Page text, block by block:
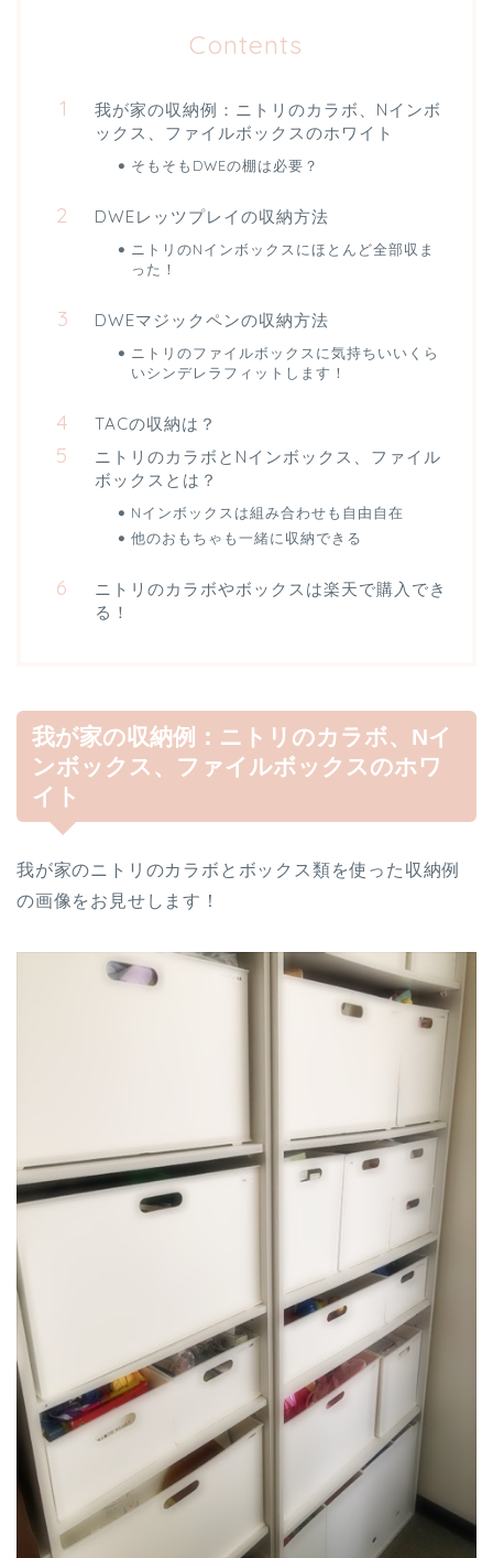
Contents
我が家の収納例：ニトリのカラボ、Nインボ
ックス、ファイルボックスのホワイト
そもそもDWEの棚は必要？
DWEレッツプレイの収納方法
ニトリのNインボックスにほとんど全部収ま
った！
DWEマジックペンの収納方法
ニトリのファイルボックスに気持ちいいくら
いシンデレラフィットします！
TACの収納は？
ニトリのカラボとNインボックス、ファイル
ボックスとは？
Nインボックスは組み合わせも自由自在
他のおもちゃも一緒に収納できる
ニトリのカラボやボックスは楽天で購入でき
る！
我が家の収納例：ニトリのカラボ、Nイ
ンボックス、ファイルボックスのホワ
イト
我が家のニトリのカラボとボックス類を使った収納例
の画像をお見せします！